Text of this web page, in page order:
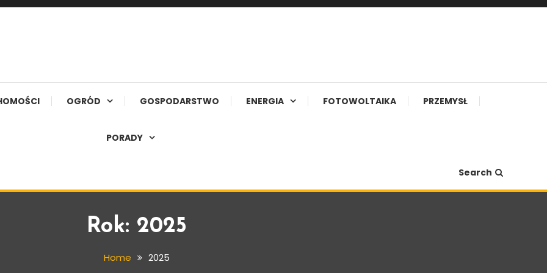
OGRÓD GOSPODARSTWO ENERGIA FOTOWOLTAIKA PRZEMYSŁ
PORADY
Search
Rok: 2025
Home 2025